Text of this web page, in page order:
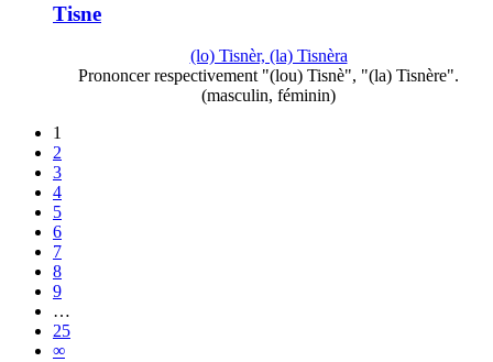
Tisne
(lo) Tisnèr, (la) Tisnèra
Prononcer respectivement "(lou) Tisnè", "(la) Tisnère".
(masculin, féminin)
1
2
3
4
5
6
7
8
9
…
25
∞